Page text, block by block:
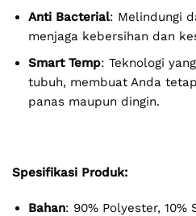
Anti Bacterial: Melindungi
menjaga kebersihan dan
Smart Temp: Teknologi
tubuh, membuat Anda
panas maupun dingin.
Spesifikasi Produk:
Bahan: 90% Polyester, 10%